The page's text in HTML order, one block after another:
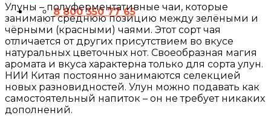
8 800 350 77 65
Улуны – полуферментативные чаи, которые
занимают среднюю позицию между зелёными и
чёрными (красными) чаями. Этот сорт чая
отличается от других присутствием во вкусе
натуральных цветочных нот. Своеобразная магия
аромата и вкуса характерна только для сорта улун.
НИИ Китая постоянно занимаются селекцией
новых разновидностей. Улун можно подавать как
самостоятельный напиток – он не требует никаких
дополнений.